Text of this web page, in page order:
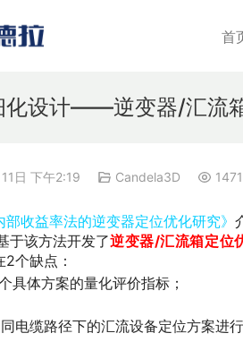
首
化设计——逆变器/汇流
日 下午2:19 Candela3D 1471
部收益率法的逆变器定位优化研究》
于该方法开发了逆变器/汇流箱定位
个缺点：
具体方案的量化评价指标；
电缆路径下的汇流设备定位方案进